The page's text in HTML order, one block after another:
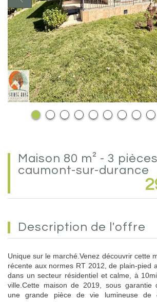
maison 80 m² - 3 pièces -
caumont-sur-durance
description de l'offre
Unique sur le marché.Venez découvrir cette
récente aux normes RT 2012, de plain-pied
dans un secteur résidentiel et calme, à
ville.Cette maison de 2019, sous garantie
une grande pièce de vie lumineuse de